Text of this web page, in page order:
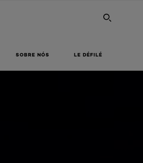
SOBRE NÓS LE DÉFILÉ